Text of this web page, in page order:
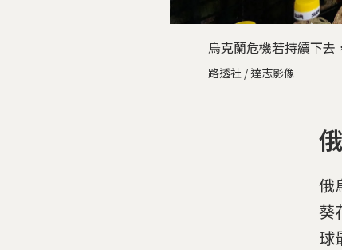
烏克蘭危機若持續下去
路透社 / 達志影像
俄
葵
球